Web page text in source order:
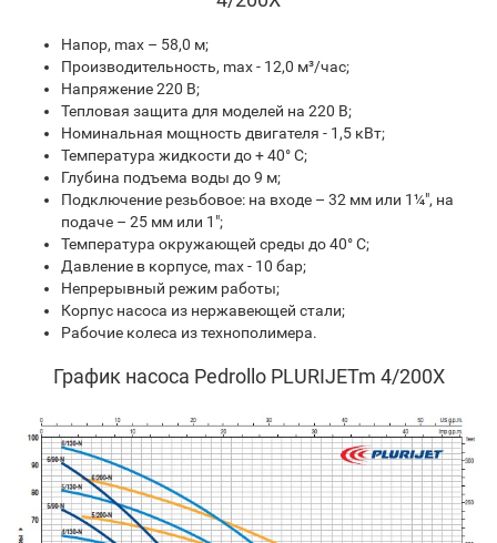
Напор, max – 58,0 м;
Производительность, max - 12,0 м³/час;
Напряжение 220 В;
Тепловая защита для моделей на 220 В;
Номинальная мощность двигателя - 1,5 кВт;
Температура жидкости до + 40° С;
Глубина подъема воды до 9 м;
Подключение резьбовое: на входе – 32 мм или 1¼″, на
подаче – 25 мм или 1″;
Температура окружающей среды до 40° С;
Давление в корпусе, max - 10 бар;
Непрерывный режим работы;
Корпус насоса из нержавеющей стали;
Рабочие колеса из технополимера.
График насоса Pedrollo PLURIJETm 4/200X